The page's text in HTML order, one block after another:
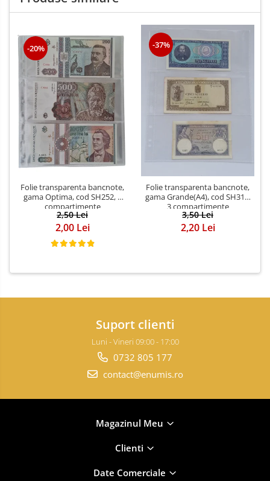
-20%
Folie transparenta bancnote,
gama Optima, cod SH252, 3
compartimente
2,50 Lei
2,00 Lei
-37%
Folie transparenta bancnote,
gama Grande(A4), cod SH312,
3 compartimente
3,50 Lei
2,20 Lei
Suport clienti
Luni - Vineri 09:00 - 17:00
0732 805 177
contact@enumis.ro
Magazinul Meu
Clienti
Date Comerciale